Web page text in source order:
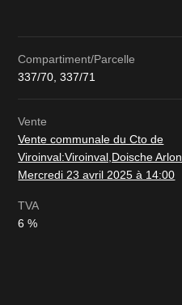
Compartiment/Parcelle
337/70, 337/71
Vente
Vente communale du Cto de
Viroinval:Viroinval,Doische Arlon
Mercredi 23 avril 2025 à 14:00
TVA
6 %